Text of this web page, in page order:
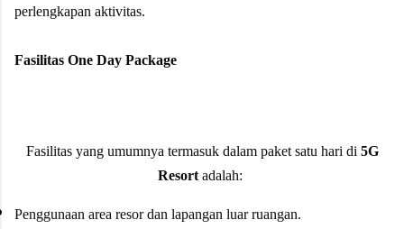
perlengkapan aktivitas.
Fasilitas One Day Package
Fasilitas yang umumnya termasuk dalam paket satu hari di 5G
Resort adalah:
Penggunaan area resor dan lapangan luar ruangan.